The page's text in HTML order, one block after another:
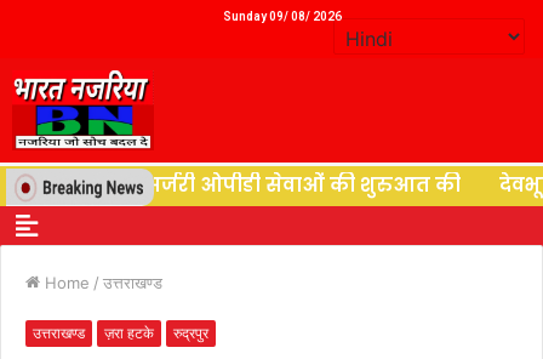
Sunday 09/ 08/ 2026
ने न्यूरोसर्जरी ओपीडी सेवाओं की शुरुआत की देवभूमि की
Home / उत्तराखण्ड
उत्तराखण्ड ज़रा हटके रुद्रपुर